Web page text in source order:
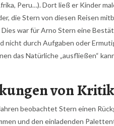
Peru…). Dort ließ er Kinder
die Stern von diesen Reisen
Dies war für Arno Stern eine
nicht durch Aufgaben oder
das Natürliche „ausfließen“
von
beobachtet Stern einen
und den einladenden